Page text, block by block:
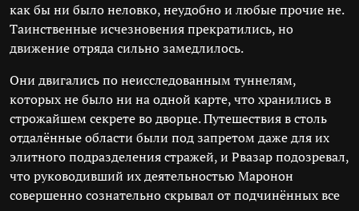
как бы ни было неловко, неудобно и любые прочие не.
Таинственные исчезновения прекратились, но
движение отряда сильно замедлилось.
Они двигались по неисследованным туннелям,
которых не было ни на одной карте, что хранились в
строжайшем секрете во дворце. Путешествия в столь
отдалённые области были под запретом даже для их
элитного подразделения стражей, и Рвазар подозревал,
что руководивший их деятельностью Маронон
совершенно сознательно скрывал от подчинённых все